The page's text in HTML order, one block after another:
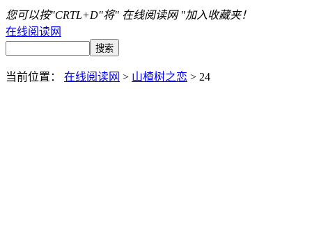
您可以按"CRTL+D"将" 在线阅读网 "加入收藏夹！
在线阅读网
当前位置： 在线阅读网 > 山楂树之恋 > 24